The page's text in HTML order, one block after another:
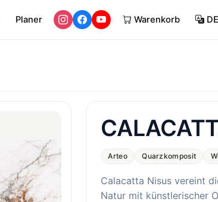
Planer Warenkorb DE
Arteo Quarzkomposit
Calacatta Nisus vereint
Natur mit künstlerischer